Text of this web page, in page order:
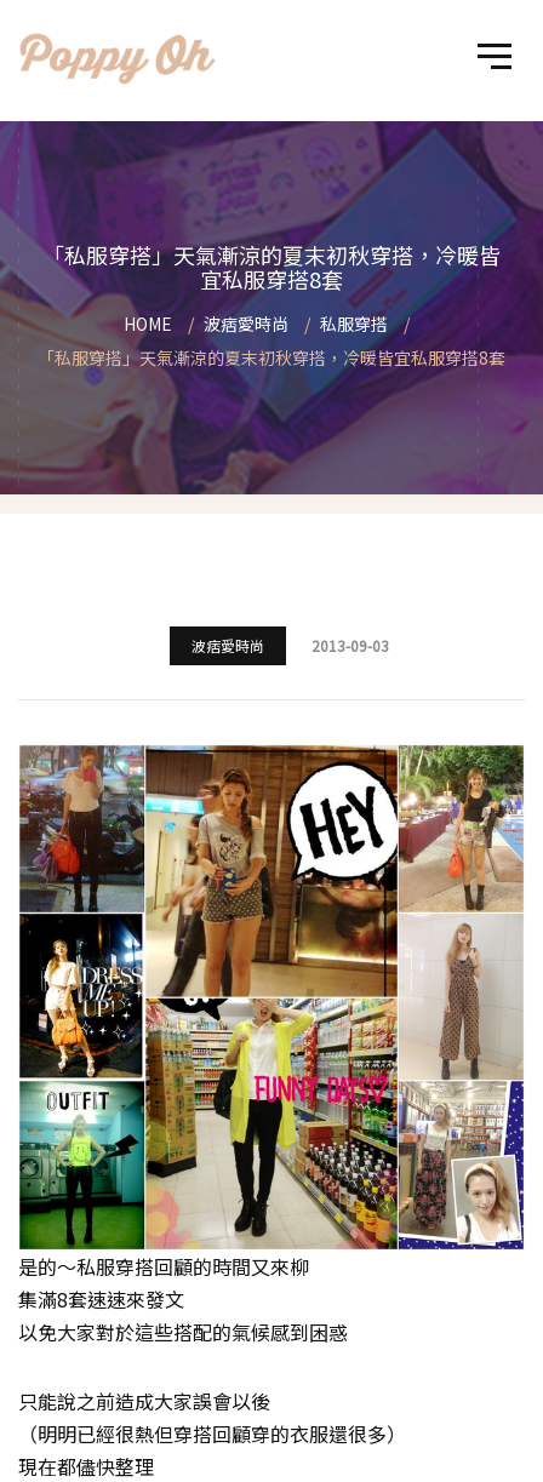
「私服穿搭」天氣漸涼的夏末初秋穿搭，冷暖皆
宜私服穿搭8套
HOME 波痞愛時尚
私服穿搭
「私服穿搭」天氣漸涼的夏末初秋穿搭，冷暖皆宜私服穿搭8套
波痞愛時尚 2013-09-03
是的～私服穿搭回顧的時間又來柳
集滿8套速速來發文
以免大家對於這些搭配的氣候感到困惑
只能說之前造成大家誤會以後
（明明已經很熱但穿搭回顧穿的衣服還很多）
現在都儘快整理